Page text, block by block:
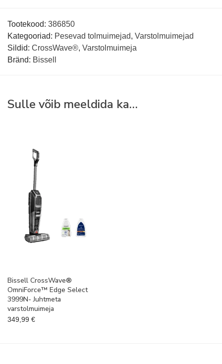
Tootekood: 386850
Kategooriad: Pesevad tolmuimejad, Varstolmuimejad
Sildid: CrossWave®, Varstolmuimeja
Bränd: Bissell
Sulle võib meeldida ka…
Bissell CrossWave®
OmniForce™ Edge Select
3999N- Juhtmeta
varstolmuimeja
349,99 €